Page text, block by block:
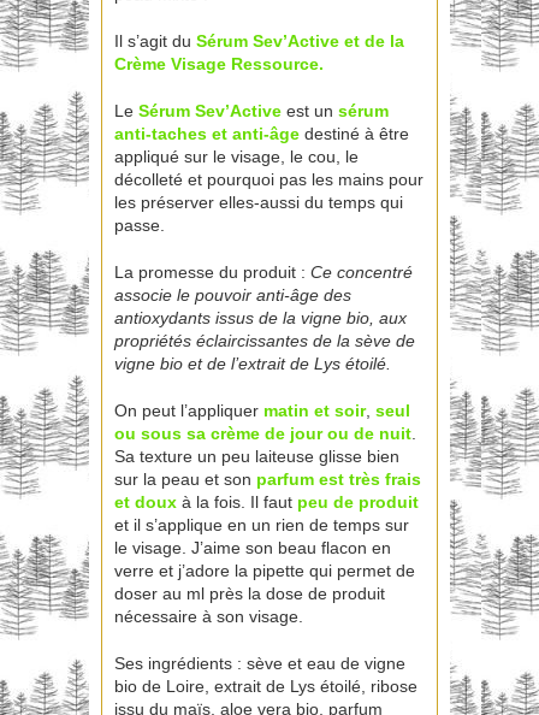
Il s’agit du Sérum Sev’Active et de la
Crème Visage Ressource.
Le Sérum Sev’Active est un sérum
anti-taches et anti-âge destiné à être
appliqué sur le visage, le cou, le
décolleté et pourquoi pas les mains pour
les préserver elles-aussi du temps qui
passe.
La promesse du produit : Ce concentré
associe le pouvoir anti-âge des
antioxydants issus de la vigne bio, aux
propriétés éclaircissantes de la sève de
vigne bio et de l’extrait de Lys étoilé.
On peut l’appliquer matin et soir, seul
ou sous sa crème de jour ou de nuit
Sa texture un peu laiteuse glisse bien
sur la peau et son parfum est très frais
et doux à la fois. Il faut peu de produit
et il s’applique en un rien de temps sur
le visage. J’aime son beau flacon en
verre et j’adore la pipette qui permet de
doser au ml près la dose de produit
nécessaire à son visage.
Ses ingrédients : sève et eau de vigne
bio de Loire, extrait de Lys étoilé, ribose
issu du maïs, aloe vera bio, parfum